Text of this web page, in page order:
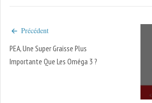
Précédent
PEA, Une Super Graisse Plus
Importante Que Les Oméga 3 ?